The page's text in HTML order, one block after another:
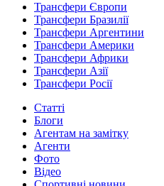
Трансфери Європи
Трансфери Бразилії
Трансфери Аргентини
Трансфери Америки
Трансфери Африки
Трансфери Азії
Трансфери Росії
Статті
Блоги
Агентам на замітку
Агенти
Фото
Відео